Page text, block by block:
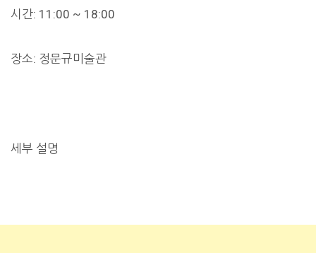
시간: 11:00 ~ 18:00
장소: 정문규미술관
세부 설명